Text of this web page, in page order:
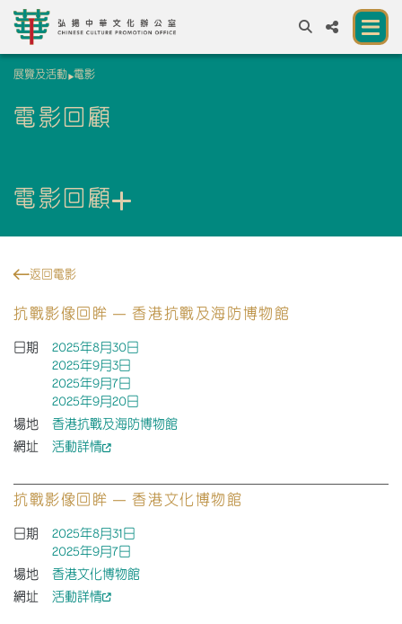
EN繁簡
展覽及活動 電影
電影回顧
電影回顧
返回電影
抗戰影像回眸 — 香港文化博物館
日期
2025年8月31日
2025年9月7日
場地
香港文化博物館
網址
活動詳情
抗戰影像回眸 — 香港抗戰及海防博物館
日期
2025年8月30日
2025年9月3日
2025年9月7日
2025年9月20日
場地
香港抗戰及海防博物館
網址
活動詳情